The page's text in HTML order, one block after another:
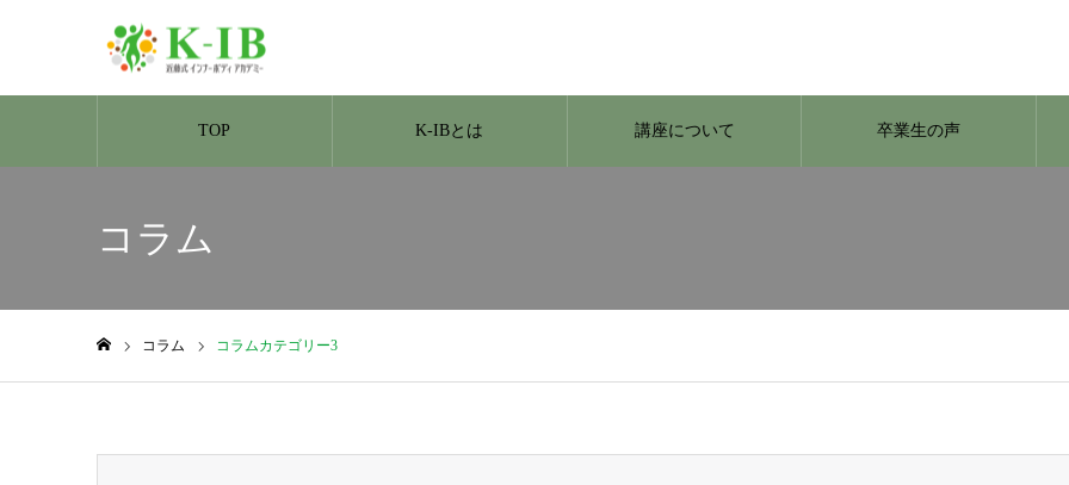
TOP K-IBとは 講座について 卒業生の声
コラム
コラム コラムカテゴリー3